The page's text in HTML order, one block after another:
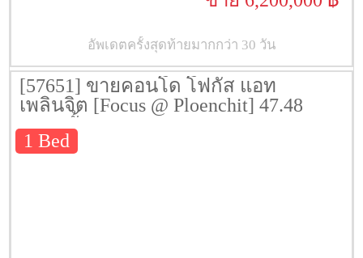
อัพเดตครั้งสุดท้ายมากกว่า 30 วัน
[57651] ขายคอนโด โฟกัส แอท
เพลินจิต [Focus @ Ploenchit] 47.48
ตรม. ชั้น 4
1 Bed